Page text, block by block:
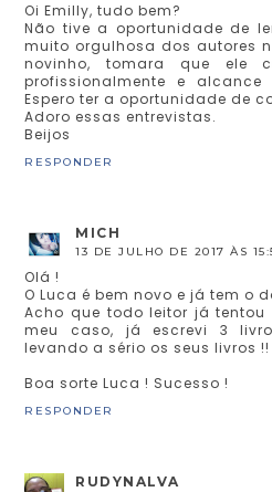
Oi Emilly, tudo bem?
Não tive a oportunidade de
muito orgulhosa dos autores
novinho, tomara que ele
profissionalmente e alcance
Espero ter a oportunidade de
Adoro essas entrevistas.
Beijos
RESPONDER
MICH
13 DE JULHO DE 2017 ÀS
Olá !
O Luca é bem novo e já tem o
Acho que todo leitor já tentou
meu caso, já escrevi 3
levando a sério os seus livros !!
Boa sorte Luca ! Sucesso !
RESPONDER
RUDYNALVA